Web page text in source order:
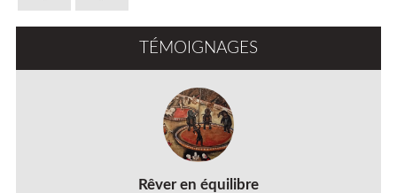
TÉMOIGNAGES
Rêver en équilibre